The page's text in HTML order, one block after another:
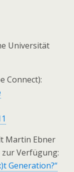
Universität
Connect):
Martin Ebner
Verfügung:
Generation?“